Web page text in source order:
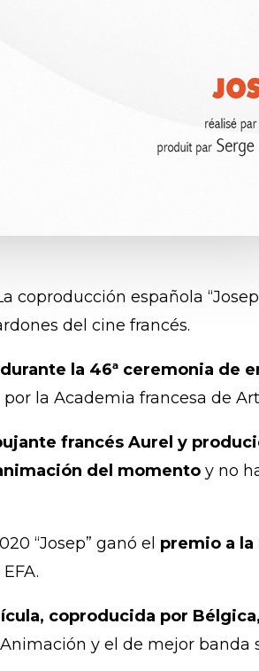
coproducción española
del cine francés.
la 46ª ceremonia de
la Academia francesa de
francés Aurel y
del momento y no
“Josep” ganó el premio a
coproducida por
y el de mejor banda